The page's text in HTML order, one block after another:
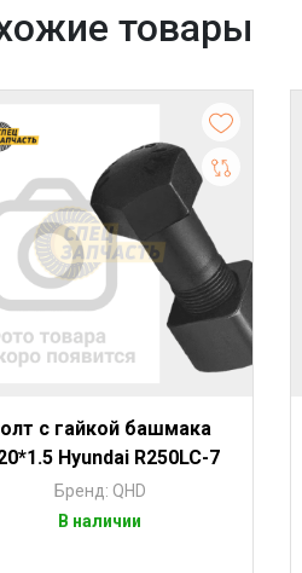
товары
с гайкой башмака
Hyundai R250LC-7
Бренд: QHD
В наличии